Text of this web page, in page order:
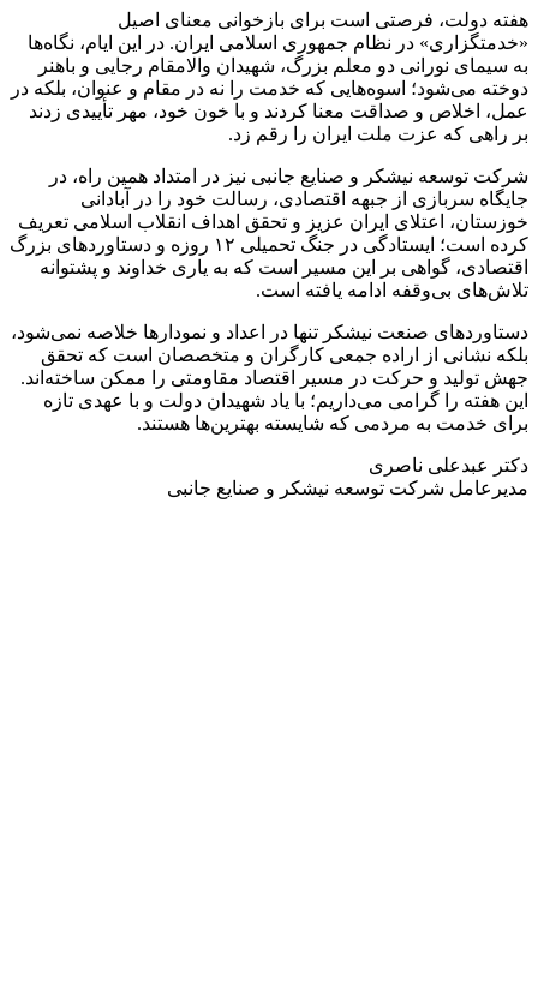
هفته دولت، فرصتی است برای بازخوانی معنای اصیل
«خدمتگزاری» در نظام جمهوری اسلامی ایران. در این ایام، نگاه‌ها
به سیمای نورانی دو معلم بزرگ، شهیدان والامقام رجایی و باهنر
دوخته می‌شود؛ اسوه‌هایی که خدمت را نه در مقام و عنوان، بلکه در
عمل، اخلاص و صداقت معنا کردند و با خون خود، مهر تأییدی زدند
بر راهی که عزت ملت ایران را رقم زد.
شرکت توسعه نیشکر و صنایع جانبی نیز در امتداد همین راه، در
جایگاه سربازی از جبهه اقتصادی، رسالت خود را در آبادانی
خوزستان، اعتلای ایران عزیز و تحقق اهداف انقلاب اسلامی تعریف
کرده است؛ ایستادگی در جنگ تحمیلی ۱۲ روزه و دستاوردهای بزرگ
اقتصادی، گواهی بر این مسیر است که به یاری خداوند و پشتوانه
تلاش‌های بی‌وقفه ادامه یافته است.
دستاوردهای صنعت نیشکر تنها در اعداد و نمودارها خلاصه نمی‌شود،
بلکه نشانی از اراده جمعی کارگران و متخصصان است که تحقق
جهش تولید و حرکت در مسیر اقتصاد مقاومتی را ممکن ساخته‌اند.
این هفته را گرامی می‌داریم؛ با یاد شهیدان دولت و با عهدی تازه
برای خدمت به مردمی که شایسته بهترین‌ها هستند.
دکتر عبدعلی ناصری
مدیرعامل شرکت توسعه نیشکر و صنایع جانبی